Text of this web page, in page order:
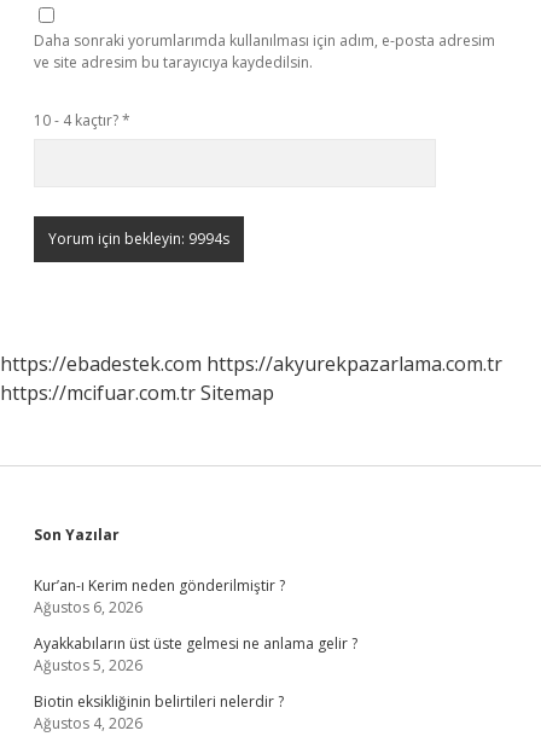
Daha sonraki yorumlarımda kullanılması için adım, e-posta adresim
ve site adresim bu tarayıcıya kaydedilsin.
10 - 4 kaçtır?*
https://ebadestek.com https://akyurekpazarlama.com.tr
https://mcifuar.com.trSitemap
Sidebar
Son Yazılar
Kur’an-ı Kerim neden gönderilmiştir ?
Ağustos 6, 2026
Ayakkabıların üst üste gelmesi ne anlama gelir ?
Ağustos 5, 2026
Biotin eksikliğinin belirtileri nelerdir ?
Ağustos 4, 2026